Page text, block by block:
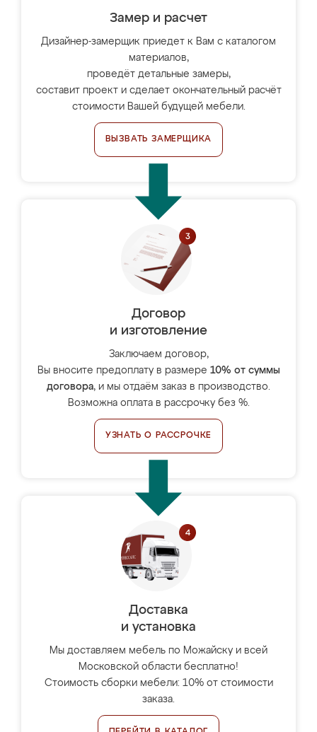
Замер и расчет
Дизайнер-замерщик приедет к Вам с каталогом
материалов,
проведёт детальные замеры,
составит проект и сделает окончательный расчёт
стоимости Вашей будущей мебели.
ВЫЗВАТЬ ЗАМЕРЩИКА
Договор
и изготовление
Заключаем договор,
Вы вносите предоплату в размере 10% от суммы
договора, и мы отдаём заказ в производство.
Возможна оплата в рассрочку без %.
УЗНАТЬ О РАССРОЧКЕ
Доставка
и установка
Мы доставляем мебель по Можайску и всей
Московской области бесплатно!
Стоимость сборки мебели: 10% от стоимости
заказа.